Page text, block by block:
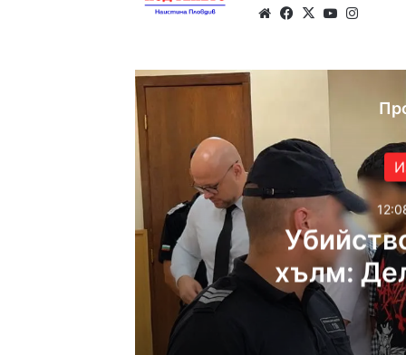
WebsiteFacebook
X YouTube
хълм:
арест